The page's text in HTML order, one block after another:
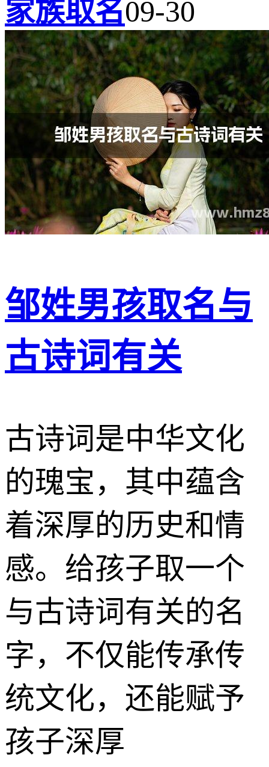
家族取名09-30
邹姓男孩取名与
古诗词有关
古诗词是中华文化
的瑰宝，其中蕴含
着深厚的历史和情
感。给孩子取一个
与古诗词有关的名
字，不仅能传承传
统文化，还能赋予
孩子深厚